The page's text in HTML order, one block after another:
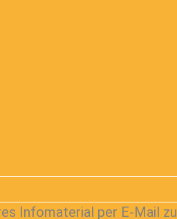
Infomaterial per E-Mail zu